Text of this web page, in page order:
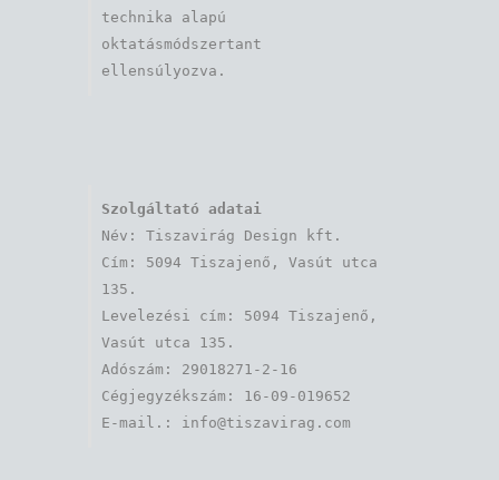
technika alapú
oktatásmódszertant
ellensúlyozva.
Szolgáltató adatai
Név: Tiszavirág Design kft.
Cím: 5094 Tiszajenő, Vasút utca
135.
Levelezési cím: 5094 Tiszajenő,
Vasút utca 135.
Adószám: 29018271-2-16
Cégjegyzékszám: 16-09-019652